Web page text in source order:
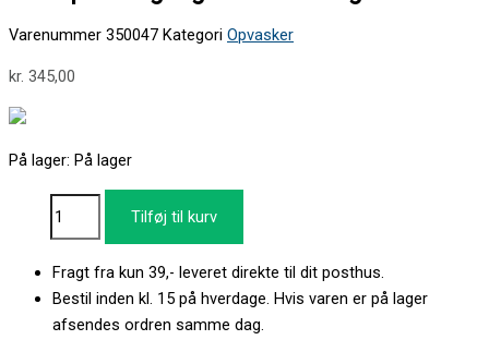
Varenummer 350047 Kategori Opvasker
kr. 345,00
På lager: På lager
Tilføj til kurv
Fragt fra kun 39,- leveret direkte til dit posthus.
Bestil inden kl. 15 på hverdage. Hvis varen er på lager
afsendes ordren samme dag.